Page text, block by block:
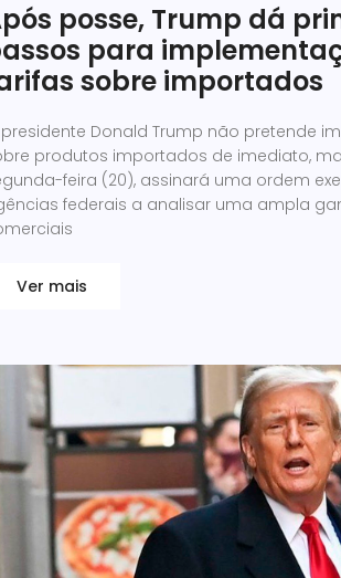
posse, Trump dá
para
sobre importados
Donald Trump não pretende
produtos importados de imediato,
feira (20), assinará uma ordem
federais a analisar uma ampla
Ver mais